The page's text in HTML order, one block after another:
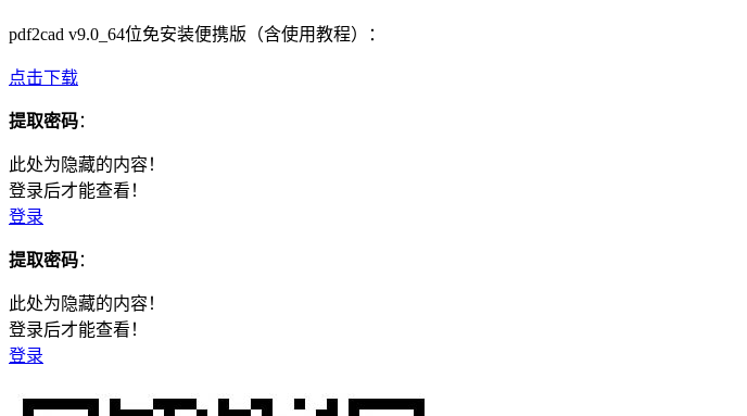
pdf2cad v9.0_64位免安装便携版（含使用教程）：
点击下载
提取密码：
此处为隐藏的内容！
登录后才能查看！
登录
提取密码：
此处为隐藏的内容！
登录后才能查看！
登录